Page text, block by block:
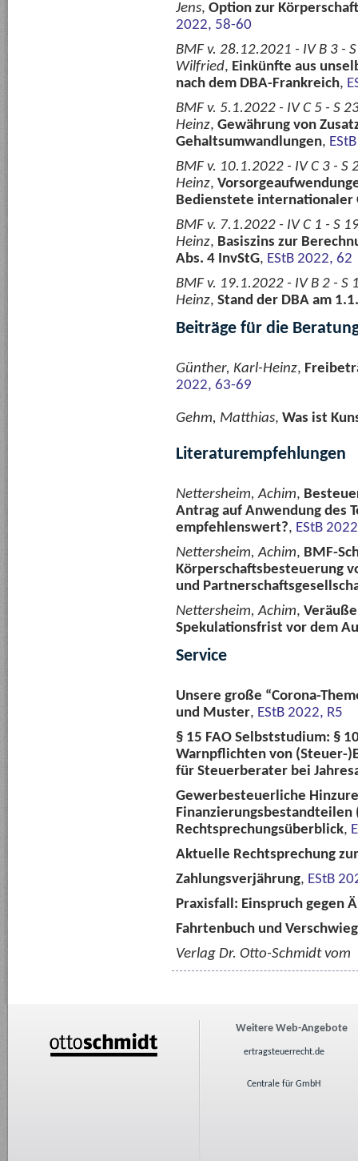
Jens, Option zur
2022, 58-60
BMF v. 28.12.2021 - IV B 3 -
Wilfried, Einkünfte aus
nach dem DBA-Frankreich,
BMF v. 5.1.2022 - IV C 5 - S
Heinz, Gewährung von
Gehaltsumwandlungen,
BMF v. 10.1.2022 - IV C 3 -
Heinz,
Bedienstete internationaler
BMF v. 7.1.2022 - IV C 1 - S
Heinz, Basiszins zur
Abs. 4 InvStG, EStB 2022, 62
BMF v. 19.1.2022 - IV B 2 -
Heinz, Stand der DBA am
Beiträge für die
Günther, Karl-Heinz,
2022, 63-69
Gehm, Matthias, Was ist
Literaturempfehlungen
Nettersheim, Achim,
Antrag auf Anwendung des
empfehlenswert?, EStB
Nettersheim, Achim, BMF-
Körperschaftsbesteuerung
und
Nettersheim, Achim,
Spekulationsfrist vor dem
Service
Unsere große “Corona-
und Muster, EStB 2022, R5
§ 15 FAO Selbststudium: §
Warnpflichten von (Steuer-
für Steuerberater bei
Gewerbesteuerliche
Finanzierungsbestandteilen
Rechtsprechungsüberblick,
Aktuelle Rechtsprechung
Zahlungsverjährung, EStB
Praxisfall: Einspruch gegen
Fahrtenbuch und
Verlag Dr. Otto-Schmidt vom
Weitere Web-Angebote
ertragsteuerrecht.de
Centrale für GmbH